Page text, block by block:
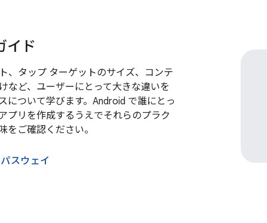
イド
、タップ ターゲットのサイズ、コンテ
など、ユーザーにとって大きな違いを
について学びます。Android で誰にとっ
プリを作成するうえでそれらのプラク
をご確認ください。
スウェイ